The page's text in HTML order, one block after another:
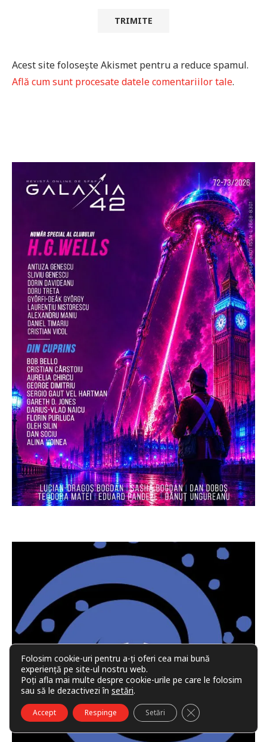
Acest site folosește Akismet pentru a reduce spamul.
Află cum sunt procesate datele comentariilor tale.
Folosim cookie-uri pentru a-ți oferi cea mai bună
experiență pe site-ul nostru web.
Poți afla mai multe despre cookie-urile pe care le folosim
sau să le dezactivezi în setări.
Accept Respinge Setări CLOSE GDPR